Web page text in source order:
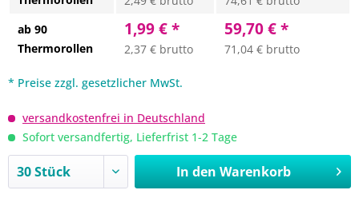
ab 90
Thermorollen
1,99 € *
2,37 € brutto
59,70 € *
71,04 € brutto
* Preise zzgl. gesetzlicher MwSt.
versandkostenfrei in Deutschland
Sofort versandfertig, Lieferfrist 1-2 Tage
In den Warenkorb